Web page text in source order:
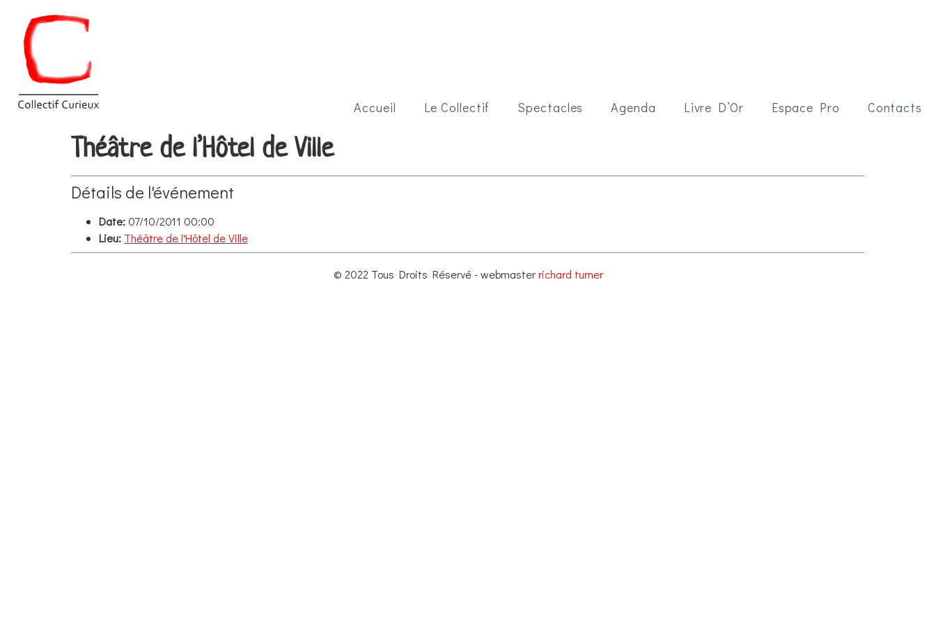
Accueil Le Collectif Spectacles Agenda Livre D’Or Espace Pro Contacts
Théâtre de l’Hôtel de Ville
Détails de l'événement
Date:07/10/2011 00:00
Lieu: Théâtre de l'Hôtel de Ville
© 2022 Tous Droits Réservé - webmasterrichard turner